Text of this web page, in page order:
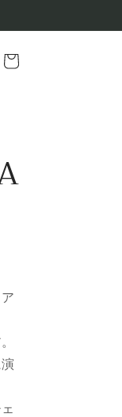
ー